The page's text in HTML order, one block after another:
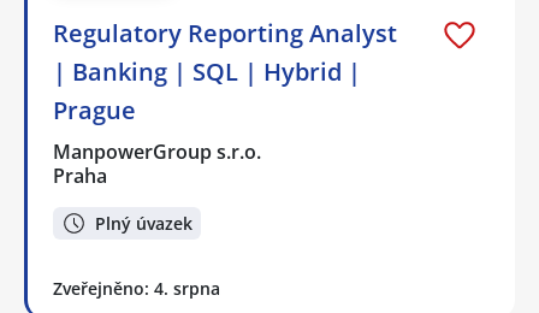
Regulatory Reporting Analyst
| Banking | SQL | Hybrid |
Prague
ManpowerGroup s.r.o.
Praha
Plný úvazek
Zveřejněno: 4. srpna